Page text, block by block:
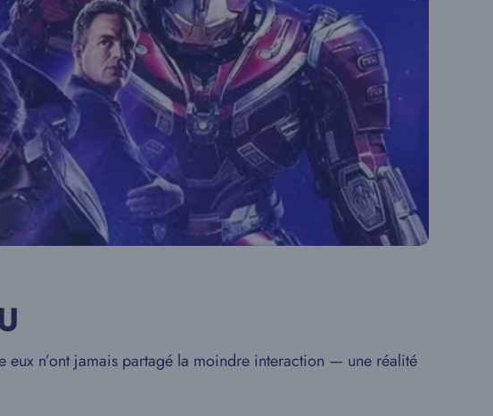
eux n’ont jamais partagé la moindre interaction — une réalité